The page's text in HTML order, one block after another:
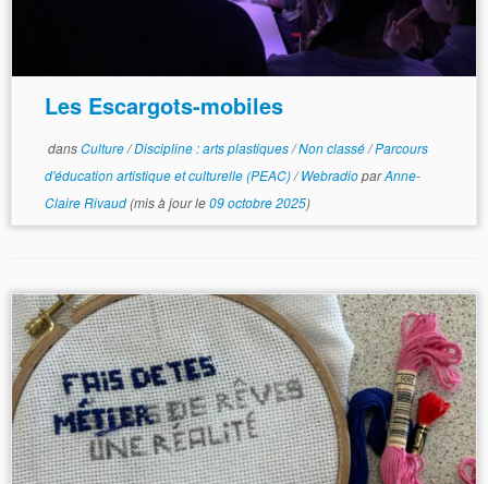
Les Escargots-mobiles
dansCulture/Discipline : arts plastiques/Non classé/Parcours
d'éducation artistique et culturelle (PEAC)/WebradioparAnne-
Claire Rivaud(mis à jour le09 octobre 2025)